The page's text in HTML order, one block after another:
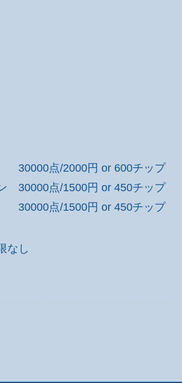
点/2000円 or 600チップ
30000点/1500円 or 450チップ
点/1500円 or 450チップ
なし